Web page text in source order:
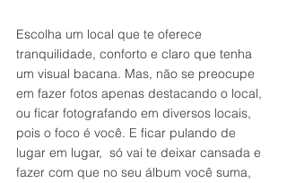
Escolha um local que te oferece
tranquilidade, conforto e claro que tenha
um visual bacana. Mas, não se preocupe
em fazer fotos apenas destacando o local,
ou ficar fotografando em diversos locais,
pois o foco é você. E ficar pulando de
lugar em lugar,  só vai te deixar cansada e
fazer com que no seu álbum você suma,